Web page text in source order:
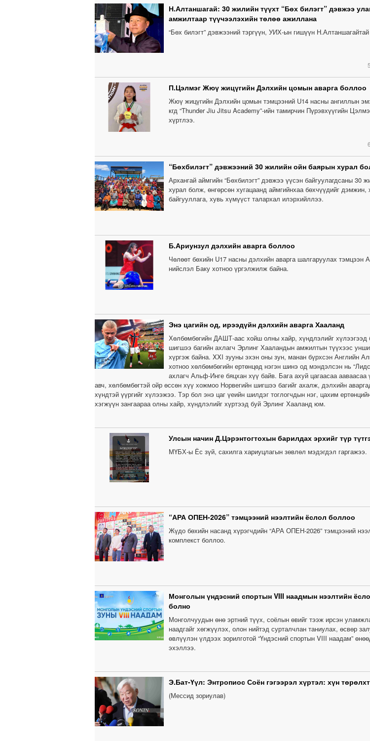
Н.Алтаншагай: 30 жилийн түүхт “Бөх билэгт” дэвжээ
амжилтаар түүчээлэхийн төлөө ажиллана
“Бөх билэгт” дэвжээний тэргүүн, УИХ-ын гишүүн
П.Цэлмэг Жюү жицүгийн Дэлхийн цомын аварга боллоо
Жюү жицүгийн Дэлхийн цомын тэмцээний U14 насны ангиллын
кгд “Thunder Jiu Jitsu Academy”-ийн тамирчин Пүрэвхүүгийн
хүртлээ.
“Бөхбилэгт” дэвжээний 30 жилийн ойн баярын хурал
Архангай аймгийн “Бөхбилэгт” дэвжээ үүсэн байгуулагдсаны 30
хурал болж, өнгөрсөн хугацаанд аймгийнхаа бөхчүүдийг дэмжин,
байгууллага, хувь хүмүүст талархал илэрхийллээ.
Б.Ариунзул дэлхийн аварга боллоо
Чөлөөт бөхийн U17 насны дэлхийн аварга шалгаруулах тэмцээн
нийслэл Баку хотноо үргэлжилж байна.
Энэ цагийн од, ирээдүйн дэлхийн аварга Хааланд
Хөлбөмбөгийн ДАШТ-аас хойш олны хайр, хүндлэлийг хүлээгээд
шигшээ багийн ахлагч Эрлинг Хааландын амжилтын түүхээс
хүргэж байна. XXI зууны эхэн оны зун, манан бүрхсэн Английн
хотноо хөлбөмбөгийн ертөнцөд нэгэн шинэ од мэндэлсэн нь
ахлагч Альф-Инге бяцхан хүү байв. Бага ахуй цагаасаа ааваасаа
авч, хөлбөмбөгтэй ойр өссөн хүү хожмоо Норвегийн шигшээ багийг ахалж, дэлхийн
хүндтэй үүргийг хүлээжээ. Тэр бол энэ цаг үеийн шилдэг тоглогчдын нэг, цахим
хэгжүүн зангаараа олны хайр, хүндлэлийг хүртээд буй Эрлинг Хааланд юм.
Улсын начин Д.Цэрэнтогтохын барилдах эрхийг түр
МҮБХ-ы Ёс зүй, сахилга хариуцлагын зөвлөл мэдэгдэл гаргажээ.
“АРА ОПЕН-2026” тэмцээний нээлтийн ёслол боллоо
Жүдо бөхийн насанд хүрэгчдийн “АРА ОПЕН-2026” тэмцээний
комплекст боллоо.
Монголын үндэсний спортын VIII наадмын нээлтийн
болно
Монголчуудын өнө эртний түүх, соёлын өвийг тээж ирсэн
наадгайг хөгжүүлэх, олон нийтэд сурталчлан таниулах, өсвөр
өвлүүлэн үлдээх зорилготой “Үндэсний спортын VIII наадам”
эхэллээ.
Э.Бат-Үүл: Энтропиос Соён гэгээрэл хүртэл: хүн
(Мессид зориулав)